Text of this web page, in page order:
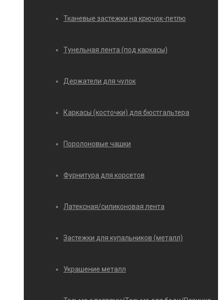
Тканевые застежки на крючок-петлю
Тунельная лента (под каркасы)
Держатели для чулок
Каркасы (косточки) для бюстгальтера
Поролоновые чашки
Фурнитура для корсетов
Латексная/силиконовая лента
Застежки для купальников (металл)
Украшение металл